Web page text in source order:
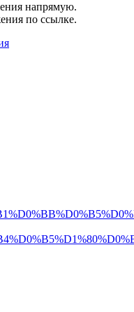
напрямую.
по ссылке.